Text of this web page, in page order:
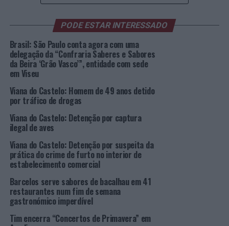
pelas 2h00, contando comB.Bandàs 17h00,Red Rocks
Domingo, dia 8, a abertura acontece pelas 12h00, com
Youth Yard
a atuar às 22h00, encerrando o festival pela
No que toca a cervejeiras, no 1º
marcam presença a LUPUM, LINDINHA LUCAS, VADIA,
DCN BEERS, ALFA, RIBEIRO’S BREWERS e BEER FREAK.
Já na gastronomia, participam no evento O GARFO, IN
FRANCESINHAS, NUNO GONÇALVES,
EXPRESSO ORIENTE, SUSHI, IRMÃOS FONTES,
PETINGA DOCE E RIBEIRO’S BREWERS.
As atividades infantis acontecem sábado e domingo,
PODE ESTAR INTERESSADO
Brasil: São Paulo conta agora com uma
delegação da “Confraria Saberes e Sabores
da Beira ‘Grão Vasco’”, entidade com sede
em Viseu
Viana do Castelo: Homem de 49 anos detido
por tráfico de drogas
Viana do Castelo: Detenção por captura
ilegal de aves
Viana do Castelo: Detenção por suspeita da
prática do crime de furto no interior de
estabelecimento comercial
Barcelos serve sabores de bacalhau em 41
restaurantes num fim de semana
gastronómico imperdível
Tim encerra “Concertos de Primavera” em